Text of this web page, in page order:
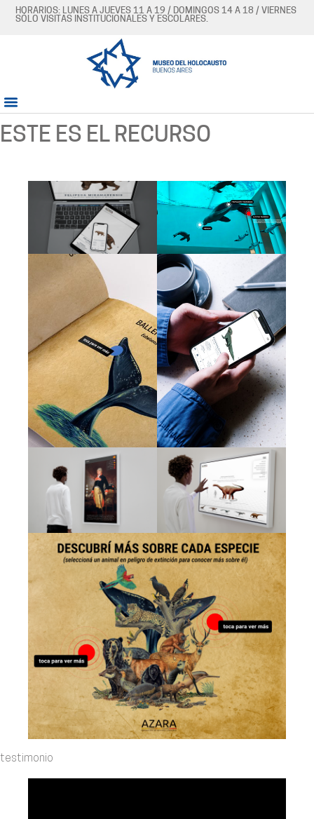
HORARIOS: LUNES A JUEVES 11 A 19 / DOMINGOS 14 A 18 / VIERNES
SÓLO VISITAS INSTITUCIONALES Y ESCOLARES.
ESTE ES EL RECURSO
testimonio